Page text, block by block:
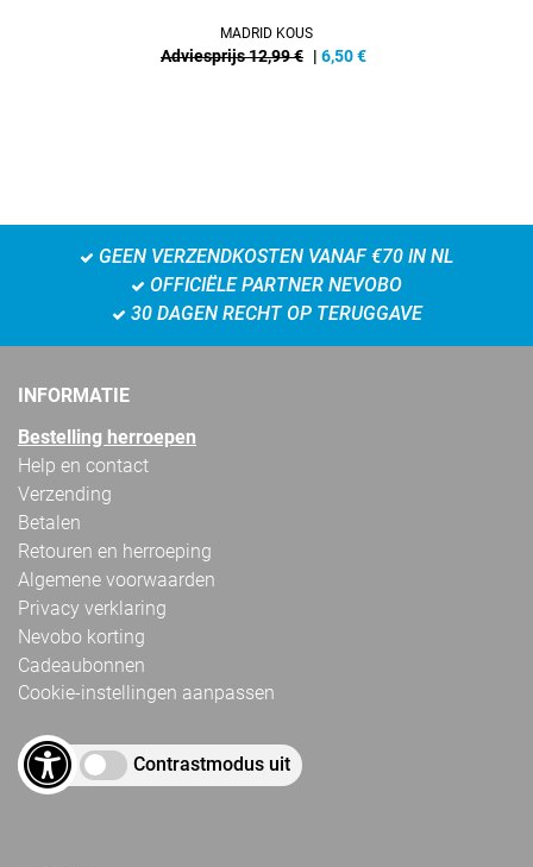
MADRID KOUS
Adviesprijs 12,99 € | 6,50€
GEEN VERZENDKOSTEN VANAF €70 IN NL
OFFICIËLE PARTNER NEVOBO
30 DAGEN RECHT OP TERUGGAVE
INFORMATIE
Bestelling herroepen
Help en contact
Verzending
Betalen
Retouren en herroeping
Algemene voorwaarden
Privacy verklaring
Nevobo korting
Cadeaubonnen
Cookie-instellingen aanpassen
Contrastmodus uit